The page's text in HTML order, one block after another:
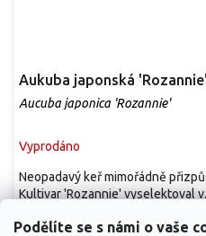
Podělíte se s námi o vaše
Aukuba japonská 'Rozannie'
Aucuba japonica 'Rozannie'
Vyprodáno
od229 Kč/ ks
Neopadavý keř mimořádně
Kultivar 'Rozannie' vyselektoval